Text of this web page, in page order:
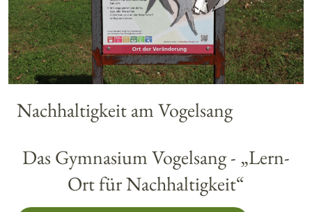
Nachhaltigkeit am Vogelsang
Das Gymnasium Vogelsang - „Lern-
Ort für Nachhaltigkeit“